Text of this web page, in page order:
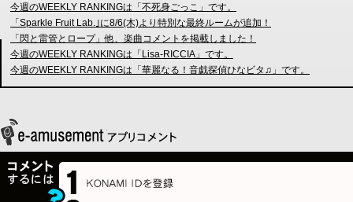
今週のWEEKLY RANKINGは「不死身ごっこ」です。
「Sparkle Fruit Lab.｣に8/6(木)より特別な最終ルームが追加！
「閃と雷管とロープ」他、楽曲コメントを掲載しました！
今週のWEEKLY RANKINGは「Lisa-RICCIA」です。
今週のWEEKLY RANKINGは「華麗なる！音戯探偵ひなビタ♫」です。